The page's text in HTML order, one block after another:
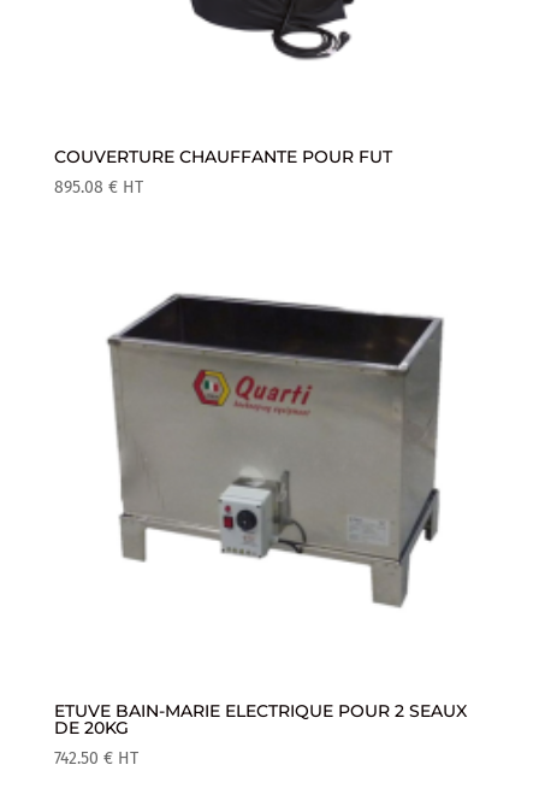
COUVERTURE CHAUFFANTE POUR FUT
895.08 € HT
ETUVE BAIN-MARIE ELECTRIQUE POUR 2 SEAUX
DE 20KG
742.50 € HT